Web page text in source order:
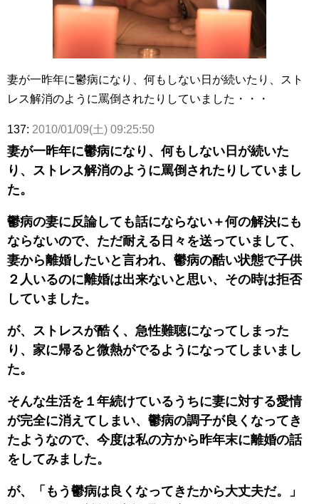
妻が一昨年に鬱病になり、何もしない日が続いたり、スト
レス解消のように罵倒されたりしていました・・・
137: 2010/01/09(土) 09:25:50
妻が一昨年に鬱病になり、何もしない日が続いた
り、ストレス解消のように罵倒されたりしていまし
た。
鬱病の妻に反論しても話にならない＋何の解決にも
ならないので、ただ耐える日々を送っていまして、
妻から離婚したいと言われ、鬱病の酷い状態で子供
２人いるのに離婚は出来ないと思い、その時は拒否
していました。
が、ストレスが酷く、急性難聴になってしまった
り、家に帰ると微熱がでるようになってしまいまし
た。
そんな生活を１年続けているうちに妻に対する愛情
が完全に消えてしまい、鬱病の調子が良くなってき
たようなので、今度は私の方から昨年末に離婚の話
をしてみました。
が、「もう鬱病は良くなってきたから大丈夫だ。」